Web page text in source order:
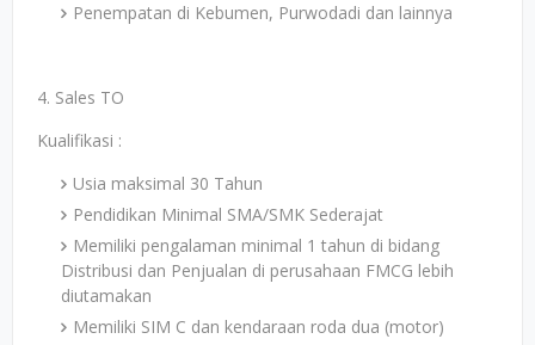
Penempatan di Kebumen, Purwodadi dan lainnya
4. Sales TO
Kualifikasi :
Usia maksimal 30 Tahun
Pendidikan Minimal SMA/SMK Sederajat
Memiliki pengalaman minimal 1 tahun di bidang
Distribusi dan Penjualan di perusahaan FMCG lebih
diutamakan
Memiliki SIM C dan kendaraan roda dua (motor)